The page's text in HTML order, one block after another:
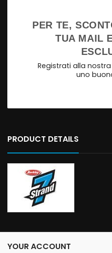
PER TE,
TUA MAIL
Registrati alla
uno
PRODUCT DETAILS
YOUR ACCOUNT